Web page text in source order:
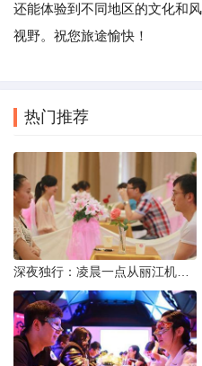
还能体验到不同地区的文化和
视野。祝您旅途愉快！
热门推荐